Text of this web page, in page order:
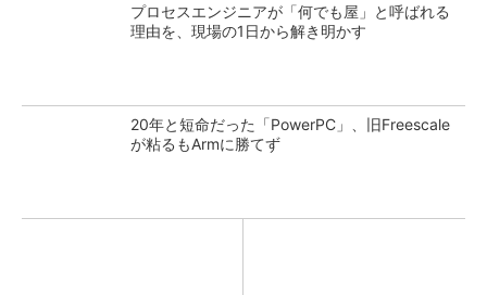
プロセスエンジニアが「何でも屋」と呼ばれる
理由を、現場の1日から解き明かす
20年と短命だった「PowerPC」、旧Freescale
が粘るもArmに勝てず